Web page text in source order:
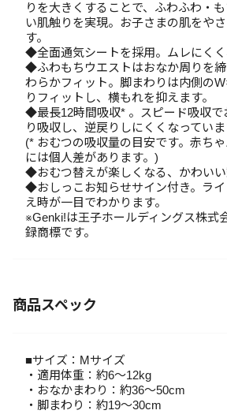
りを大きくすることで、ふわふわ・
い肌触りを実現。お子さまの肌をや
す。
◆全面通気シートを採用。ムレにくく
◆ふわもちウエストはおなか周りを
わらかフィット。脚まわりは内側の
りフィットし、横もれを抑えます。
◆最長12時間吸収* 。スピード吸収で
り吸収し、逆戻りしにくくなっていま
(* おむつの吸収量の目安です。赤ち
には個人差があります。)
◆おむつ替えが楽しくなる、かわいい
◆おしっこお知らせサイン付き。ラ
え時が一目でわかります。
※Genki!は王子ホールディングス株式
録商標です。
商品スペック
■サイズ：Mサイズ
・適用体重：約6～12kg
・おなかまわり：約36～50cm
・脚まわり：約19～30cm